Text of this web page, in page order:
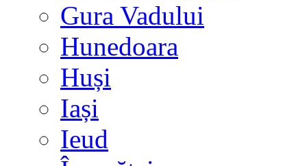
Gura Vadului
Hunedoara
Huși
Iași
Ieud